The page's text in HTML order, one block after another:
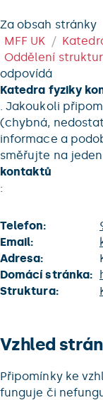
Za obsah stránky
MFF UK
Oddělení
odpovídá
Katedra fyziky
. Jakoukoli
(chybná,
informace a
směřujte na
kontaktů
:
Telefon:
Email:
Adresa:
Domácí stránka:
Struktura:
Vzhled
Připomínky ke
funguje či